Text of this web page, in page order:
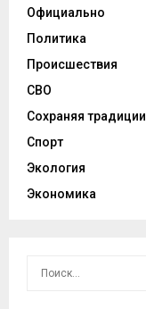
Официально
Политика
Происшествия
СВО
Сохраняя традиции
Спорт
Экология
Экономика